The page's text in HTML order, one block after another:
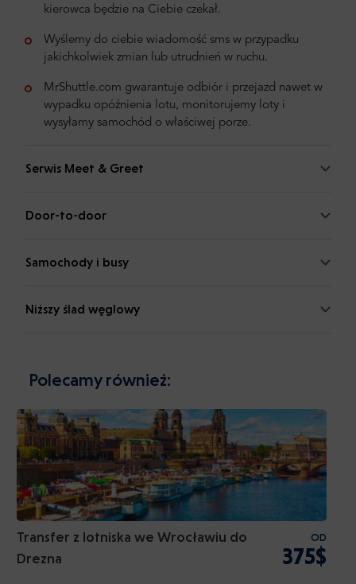
kierowca będzie na Ciebie czekał.
Wyślemy do ciebie wiadomość sms w przypadku
jakichkolwiek zmian lub utrudnień w ruchu.
MrShuttle.com gwarantuje odbiór i przejazd nawet w
wypadku opóźnienia lotu, monitorujemy loty i
wysyłamy samochód o właściwej porze.
Serwis Meet & Greet
Door-to-door
Samochody i busy
Niższy ślad węglowy
Polecamy również:
Transfer z lotniska we Wrocławiu do
Drezna
OD
375$